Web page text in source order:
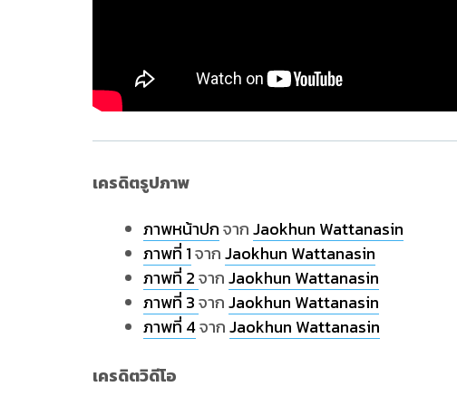
เครดิตรูปภาพ
ภาพหน้าปกจากJaokhun Wattanasin
ภาพที่ 1จากJaokhun Wattanasin
ภาพที่ 2จากJaokhun Wattanasin
ภาพที่ 3จากJaokhun Wattanasin
ภาพที่ 4จากJaokhun Wattanasin
เครดิตวิดีโอ